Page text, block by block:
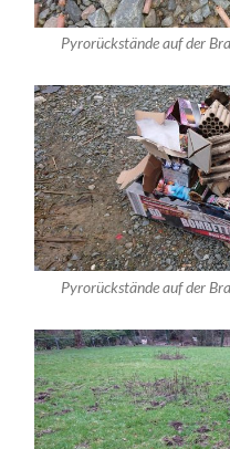
Pyrorückstände auf der
Pyrorückstände auf der